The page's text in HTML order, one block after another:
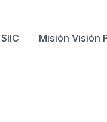
Misión Visión